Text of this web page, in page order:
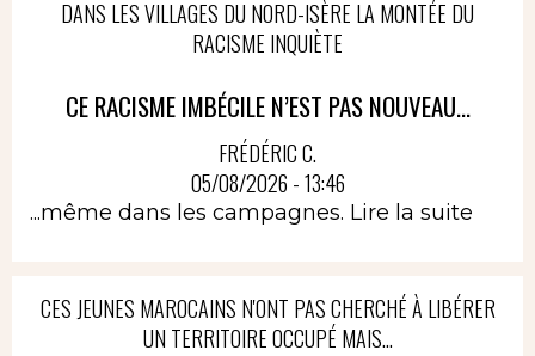
DANS LES VILLAGES DU NORD-ISÈRE LA MONTÉE DU
RACISME INQUIÈTE
CE RACISME IMBÉCILE N’EST PAS NOUVEAU...
FRÉDÉRIC C.
05/08/2026 - 13:46
...même dans les campagnes. Lire la suite
CES JEUNES MAROCAINS N'ONT PAS CHERCHÉ À LIBÉRER
UN TERRITOIRE OCCUPÉ MAIS...